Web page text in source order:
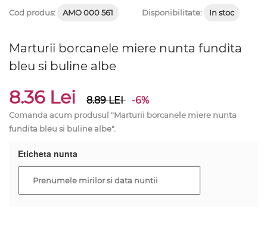
Cod produs: AMO 000 561 Disponibilitate: In stoc
Marturii borcanele miere nunta fundita
bleu si buline albe
8.36 Lei 8.89LEI -6%
Comanda acum produsul "Marturii borcanele miere nunta
fundita bleu si buline albe".
Eticheta nunta